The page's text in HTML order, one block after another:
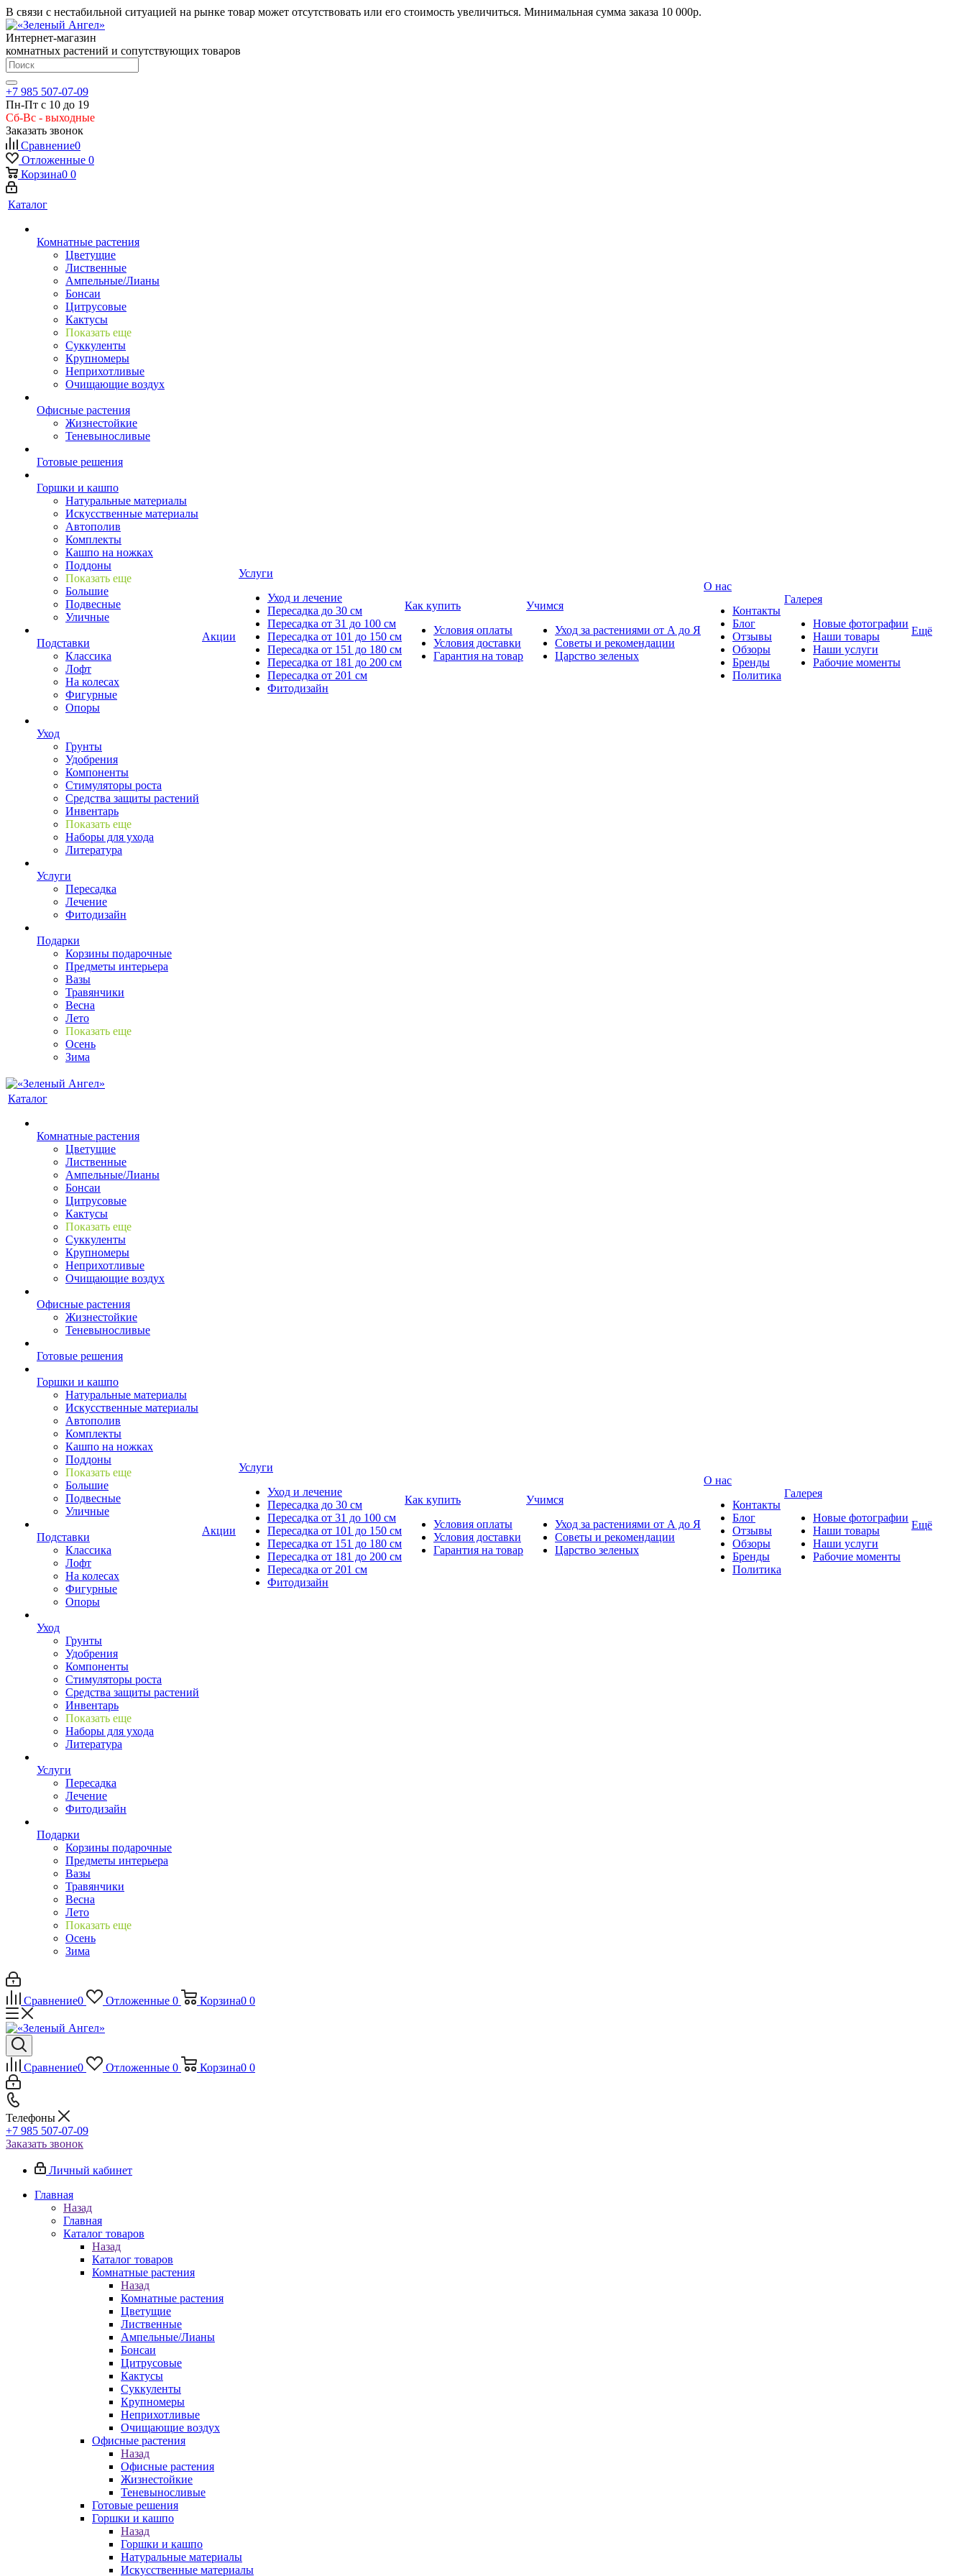
В связи с нестабильной ситуацией на рынке товар может отсутствовать или его стоимость увеличиться. Минимальная сумма заказа 10 000р.
Интернет-магазин
комнатных растений и сопутствующих товаров
+7 985 507-07-09
Пн-Пт с 10 до 19
Сб-Вс - выходные
Заказать звонок
Сравнение0
Отложенные 0
Корзина0 0
Каталог
Комнатные растения
Цветущие
Лиственные
Ампельные/Лианы
Бонсаи
Цитрусовые
Кактусы
Показать еще
Суккуленты
Крупномеры
Неприхотливые
Очищающие воздух
Офисные растения
Жизнестойкие
Теневыносливые
Готовые решения
Горшки и кашпо
Натуральные материалы
Искусственные материалы
Автополив
Комплекты
Кашпо на ножках
Поддоны
Показать еще
Большие
Подвесные
Уличные
Подставки
Классика
Лофт
На колесах
Фигурные
Опоры
Уход
Грунты
Удобрения
Компоненты
Стимуляторы роста
Средства защиты растений
Инвентарь
Показать еще
Наборы для ухода
Литература
Услуги
Пересадка
Лечение
Фитодизайн
Подарки
Корзины подарочные
Предметы интерьера
Вазы
Травянчики
Весна
Лето
Показать еще
Осень
Зима
Акции
Услуги
Уход и лечение
Пересадка до 30 см
Пересадка от 31 до 100 см
Пересадка от 101 до 150 см
Пересадка от 151 до 180 см
Пересадка от 181 до 200 см
Пересадка от 201 см
Фитодизайн
Как купить
Условия оплаты
Условия доставки
Гарантия на товар
Учимся
Уход за растениями от А до Я
Советы и рекомендации
Царство зеленых
О нас
Контакты
Блог
Отзывы
Обзоры
Бренды
Политика
Галерея
Новые фотографии
Наши товары
Наши услуги
Рабочие моменты
Ещё
Каталог
Комнатные растения
Цветущие
Лиственные
Ампельные/Лианы
Бонсаи
Цитрусовые
Кактусы
Показать еще
Суккуленты
Крупномеры
Неприхотливые
Очищающие воздух
Офисные растения
Жизнестойкие
Теневыносливые
Готовые решения
Горшки и кашпо
Натуральные материалы
Искусственные материалы
Автополив
Комплекты
Кашпо на ножках
Поддоны
Показать еще
Большие
Подвесные
Уличные
Подставки
Классика
Лофт
На колесах
Фигурные
Опоры
Уход
Грунты
Удобрения
Компоненты
Стимуляторы роста
Средства защиты растений
Инвентарь
Показать еще
Наборы для ухода
Литература
Услуги
Пересадка
Лечение
Фитодизайн
Подарки
Корзины подарочные
Предметы интерьера
Вазы
Травянчики
Весна
Лето
Показать еще
Осень
Зима
Акции
Услуги
Уход и лечение
Пересадка до 30 см
Пересадка от 31 до 100 см
Пересадка от 101 до 150 см
Пересадка от 151 до 180 см
Пересадка от 181 до 200 см
Пересадка от 201 см
Фитодизайн
Как купить
Условия оплаты
Условия доставки
Гарантия на товар
Учимся
Уход за растениями от А до Я
Советы и рекомендации
Царство зеленых
О нас
Контакты
Блог
Отзывы
Обзоры
Бренды
Политика
Галерея
Новые фотографии
Наши товары
Наши услуги
Рабочие моменты
Ещё
Сравнение0 Отложенные 0 Корзина0 0
Сравнение0 Отложенные 0 Корзина0 0
Телефоны
+7 985 507-07-09
Заказать звонок
Личный кабинет
Главная
Назад
Главная
Каталог товаров
Назад
Каталог товаров
Комнатные растения
Назад
Комнатные растения
Цветущие
Лиственные
Ампельные/Лианы
Бонсаи
Цитрусовые
Кактусы
Суккуленты
Крупномеры
Неприхотливые
Очищающие воздух
Офисные растения
Назад
Офисные растения
Жизнестойкие
Теневыносливые
Готовые решения
Горшки и кашпо
Назад
Горшки и кашпо
Натуральные материалы
Искусственные материалы